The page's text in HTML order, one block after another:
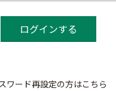
ワード再設定の方はこちら